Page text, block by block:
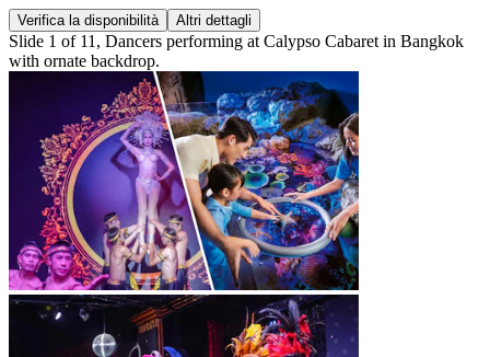
Verifica la disponibilità Altri dettagli
Slide 1 of 11, Dancers performing at Calypso Cabaret in Bangkok
with ornate backdrop.